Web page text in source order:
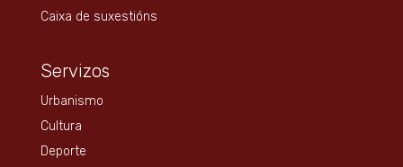
Caixa de suxestións
Servizos
Urbanismo
Cultura
Deporte